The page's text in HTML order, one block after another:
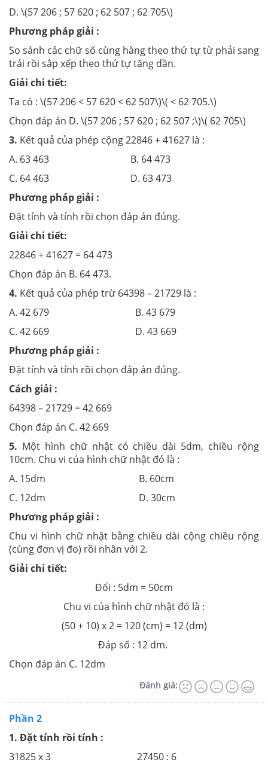
D. \(57 206 ; 57 620 ; 62 507 ; 62 705\)
Phương pháp giải :
So sánh các chữ số cùng hàng theo thứ tự từ phải sang
trái rồi sắp xếp theo thứ tự tăng dần.
Giải chi tiết:
Ta có : \(57 206 < 57 620 < 62 507\)\( < 62 705.\)
Chọn đáp án D. \(57 206 ; 57 620 ; 62 507 ;\)\( 62 705\)
3. Kết quả của phép cộng 22846 + 41627 là :
A. 63 463 B. 64 473
C. 64 463 D. 63 473
Phương pháp giải :
Đặt tính và tính rồi chọn đáp án đúng.
Giải chi tiết:
22846 + 41627 = 64 473
Chọn đáp án B. 64 473.
4. Kết quả của phép trừ 64398 – 21729 là :
A. 42 679 B. 43 679
C. 42 669 D. 43 669
Phương pháp giải :
Đặt tính và tính rồi chọn đáp án đúng.
Cách giải :
64398 – 21729 = 42 669
Chọn đáp án C. 42 669
5. Một hình chữ nhật có chiều dài 5dm, chiều rộng
10cm. Chu vi của hình chữ nhật đó là :
A. 15dm B. 60cm
C. 12dm D. 30cm
Phương pháp giải :
Chu vi hình chữ nhật bằng chiều dài cộng chiều rộng
(cùng đơn vị đo) rồi nhân với 2.
Giải chi tiết:
Đổi : 5dm = 50cm
Chu vi của hình chữ nhật đó là :
(50 + 10) x 2 = 120 (cm) = 12 (dm)
Đáp số : 12 dm.
Chọn đáp án C. 12dm
Đánh giá:
Phần 2
1. Đặt tính rồi tính :
31825 x 3 27450 : 6